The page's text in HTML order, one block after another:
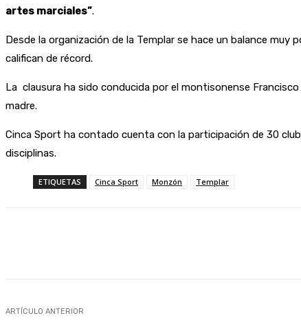
artes marciales”.
Desde la organización de la Templar se hace un balance
califican de récord.
La clausura ha sido conducida por el montisonense
madre.
Cinca Sport ha contado cuenta con la participación de 30
disciplinas.
ETIQUETAS Cinca Sport Monzón Templar
ARTÍCULO ANTERIOR